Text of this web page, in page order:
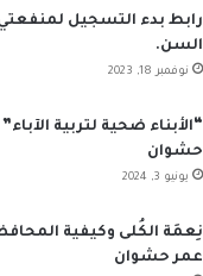
ك
د
ن
u ت
رابط بدء التسجيل
السن.
نوفمبر 18, 2023
“الأبناء ضحية لتربية
حشوان
يونيو 3, 2024
نِعمَة الكُلى وكيفية
عمر حشوان